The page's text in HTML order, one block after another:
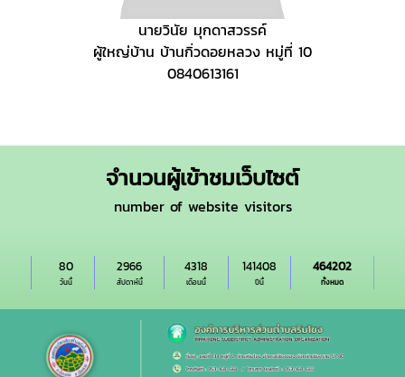
นายวินัย มุกดาสวรรค์
ผู้ใหญ่บ้าน บ้านกิ่วดอยหลวง หมู่ที่ 10
0840613161
จำนวนผู้เข้าชมเว็บไซต์
number of website visitors
วันนี้
80
สัปดาห์นี้
2966
เดือนนี้
4318
ปีนี้
141408
ทั้งหมด
464202